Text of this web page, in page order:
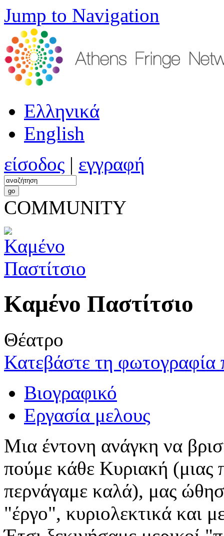
Jump to Navigation
Ελληνικά
English
είσοδος | εγγραφή
COMMUNITY
Καμένο Παστίτσιο
Θέατρο
Κατεβάστε τη φωτογραφία
Βιογραφικό
Εργασία μελους
Μια έντονη ανάγκη να
πούμε κάθε Κυριακή (μιας
περνάγαμε καλά), μας
"έργο", κυριολεκτικά και